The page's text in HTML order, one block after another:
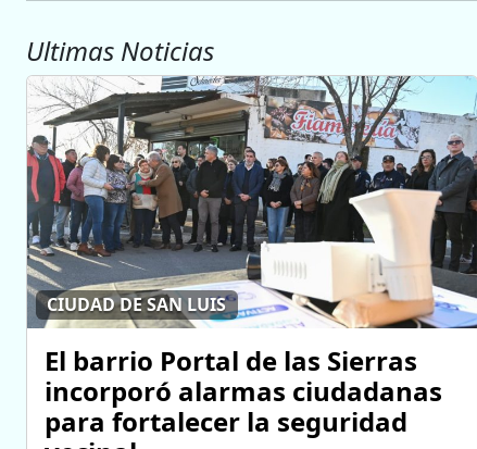
Ultimas Noticias
CIUDAD DE SAN LUIS
El barrio Portal de las Sierras
incorporó alarmas ciudadanas
para fortalecer la seguridad